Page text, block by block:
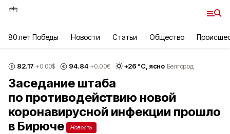
80 лет Победы Новости Статьи Общество
82.17 +0.00$ 94.84 +0.00€ +26 °С, ясно Белгород
Заседание штаба
по противодействию новой
коронавирусной инфекции прошло
в Бирюче
Новость